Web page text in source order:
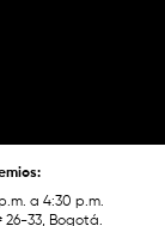
a 4:30 p.m.
26-33, Bogotá.